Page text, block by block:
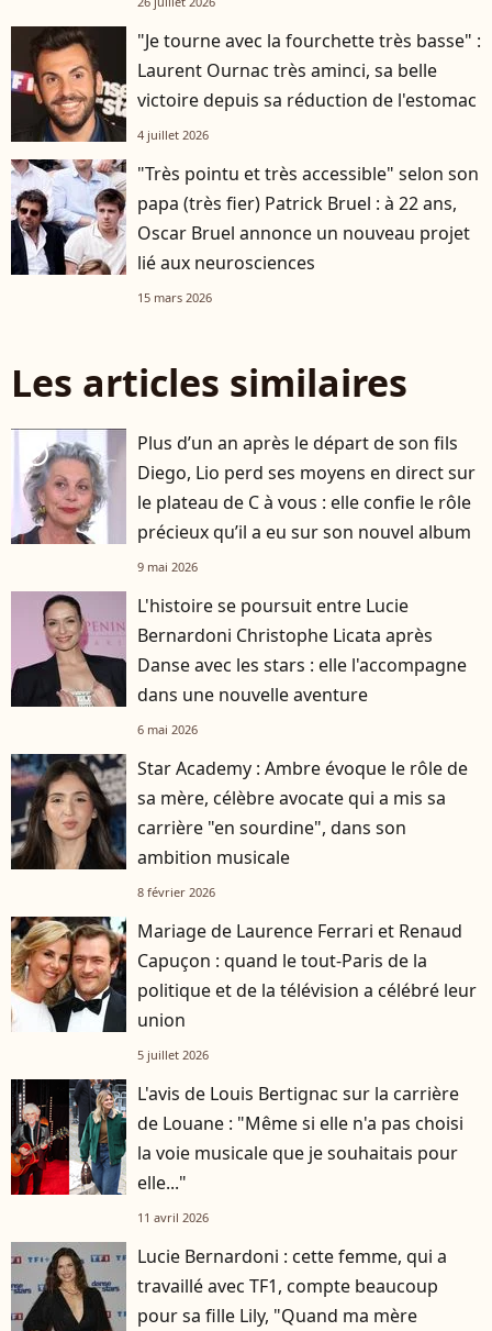
"Je tourne avec la fourchette très basse" :
Laurent Ournac très aminci, sa belle
victoire depuis sa réduction de l'estomac
4 juillet 2026
"Très pointu et très accessible" selon son
papa (très fier) Patrick Bruel : à 22 ans,
Oscar Bruel annonce un nouveau projet
lié aux neurosciences
15 mars 2026
Les articles similaires
player2
Plus d’un an après le départ de son fils
Diego, Lio perd ses moyens en direct sur
le plateau de C à vous : elle confie le rôle
précieux qu’il a eu sur son nouvel album
9 mai 2026
L'histoire se poursuit entre Lucie
Bernardoni Christophe Licata après
Danse avec les stars : elle l'accompagne
dans une nouvelle aventure
6 mai 2026
Star Academy : Ambre évoque le rôle de
sa mère, célèbre avocate qui a mis sa
carrière "en sourdine", dans son
ambition musicale
8 février 2026
Mariage de Laurence Ferrari et Renaud
Capuçon : quand le tout-Paris de la
politique et de la télévision a célébré leur
union
5 juillet 2026
L'avis de Louis Bertignac sur la carrière
de Louane : "Même si elle n'a pas choisi
la voie musicale que je souhaitais pour
elle..."
11 avril 2026
Lucie Bernardoni : cette femme, qui a
travaillé avec TF1, compte beaucoup
pour sa fille Lily, "Quand ma mère